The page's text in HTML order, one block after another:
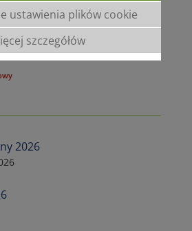
ustawienia plików cookie
szczegółów